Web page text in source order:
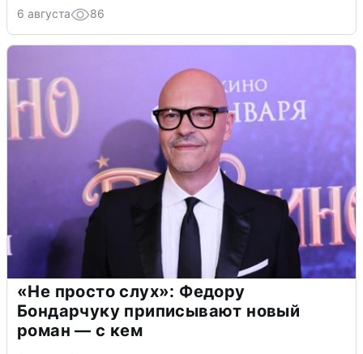
6 августа 86
«Не просто слух»: Федору
Бондарчуку приписывают новый
роман — с кем